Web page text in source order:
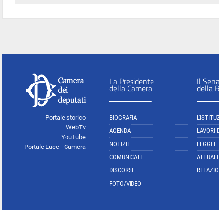
Portale storico
WebTv
YouTube
Portale Luce - Camera
La Presidente
della Camera
BIOGRAFIA
AGENDA
NOTIZIE
COMUNICATI
DISCORSI
FOTO/VIDEO
Il
della
LAVORI
LEGGI E